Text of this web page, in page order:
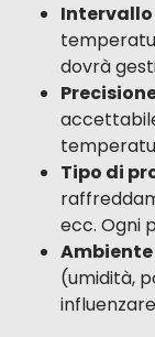
dovrà
Tipo di
ecc. Ogni
(umidità,